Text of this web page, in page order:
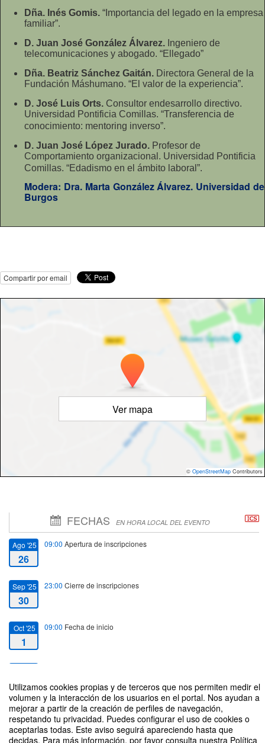
Utilizamos cookies propias y de terceros que nos permiten medir el
volumen y la interacción de los usuarios en el portal. Nos ayudan a
mejorar a partir de la creación de perfiles de navegación,
respetando tu privacidad. Puedes configurar el uso de cookies o
aceptarlas todas. Este aviso seguirá apareciendo hasta que
decidas. Para más información, por favor consulta nuestra Política
Dña. Inés Gomis. “Importancia del legado en la empresa
familiar”.
D. Juan José González Álvarez. Ingeniero de
telecomunicaciones y abogado. “Ellegado”
Dña. Beatriz Sánchez Gaitán. Directora General de la
Fundación Máshumano. “El valor de la experiencia”.
D. José Luis Orts. Consultor endesarrollo directivo.
Universidad Pontificia Comillas. “Transferencia de
conocimiento: mentoring inverso”.
D. Juan José López Jurado. Profesor de
Comportamiento organizacional. Universidad Pontificia
Comillas. “Edadismo en el ámbito laboral”.
Modera: Dra. Marta González Álvarez. Universidad de
Burgos
Compartir por email
Ver mapa
© OpenStreetMap Contributors
FECHAS EN HORA LOCAL DEL EVENTO
Ago '25
26
09:00 Apertura de inscripciones
Sep '25
30
23:00 Cierre de inscripciones
Oct '25
1
09:00 Fecha de inicio
1